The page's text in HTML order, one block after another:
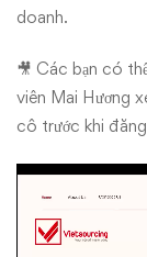
doanh.
🎥 Các bạn có
viên Mai Hương
cô trước khi
Video
Player